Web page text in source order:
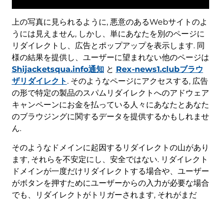
上の写真に見られるように, 悪意のあるWebサイトのよ
うには見えません, しかし、単にあなたを別のページに
リダイレクトし、広告とポップアップを表示します. 同
様の結果を提供し、ユーザーに望まれない他のページは
Shijacketsqua.info通知と Rex-news1.clubブラウ
ザリダイレクト . そのようなページにアクセスする, 広告
の形で特定の製品のスパムリダイレクトへのアドウェア
キャンペーンにお金を払っている人々にあなたとあなた
のブラウジングに関するデータを提供するかもしれませ
ん.
そのようなドメインに起因するリダイレクトの山があり
ます, それらを不安定にし、安全ではない. リダイレクト
ドメインが一度だけリダイレクトする場合や、ユーザー
がボタンを押すためにユーザーからの入力が必要な場合
でも、リダイレクトがトリガーされます, それがまだ